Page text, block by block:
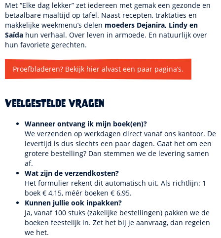
Met “Elke dag lekker” zet iedereen met gemak een gezonde en
betaalbare maaltijd op tafel. Naast recepten, traktaties en
makkelijke weekmenu’s delen moeders Dejanira, Lindy en
Saïda hun verhaal. Over leven in armoede. En natuurlijk over
hun favoriete gerechten.
Proefbladeren? Bekijk hier alvast een paar pagina’s.
Veelgestelde vragen
Wanneer ontvang ik mijn boek(en)?
We verzenden op werkdagen direct vanaf ons kantoor. De
levertijd is dus slechts een paar dagen. Gaat het om een
grotere bestelling? Dan stemmen we de levering samen
af.
Wat zijn de verzendkosten?
Het formulier rekent dit automatisch uit. Als richtlijn: 1
boek € 4,15, méér boeken € 6,95.
Kunnen jullie ook inpakken?
Ja, vanaf 100 stuks (zakelijke bestellingen) pakken we de
boeken feestelijk in. Zet het bij je aanvraag, dan regelen
we het.